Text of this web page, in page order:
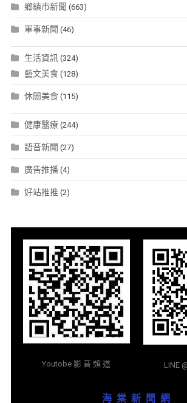
鄉鎮市新聞 (663)
軍事新聞 (46)
生活資訊(324)
藝文美食(128)
休閒美食(115)
健康醫療(244)
語音新聞 (27)
廣告推播(4)
好站推推 (2)
Youtobe 影 音 頻 道 LINE
海 棠 新 聞 網